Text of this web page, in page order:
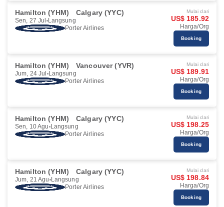
Hamilton (YHM) Calgary (YYC)
Sen, 27 Jul Langsung
Porter Airlines
Mulai dari
US$ 185.92
Harga/Org
Booking
Hamilton (YHM) Vancouver (YVR)
Jum, 24 Jul Langsung
Porter Airlines
Mulai dari
US$ 189.91
Harga/Org
Booking
Hamilton (YHM) Calgary (YYC)
Sen, 10 Agu Langsung
Porter Airlines
Mulai dari
US$ 198.25
Harga/Org
Booking
Hamilton (YHM) Calgary (YYC)
Jum, 21 Agu Langsung
Porter Airlines
Mulai dari
US$ 198.84
Harga/Org
Booking